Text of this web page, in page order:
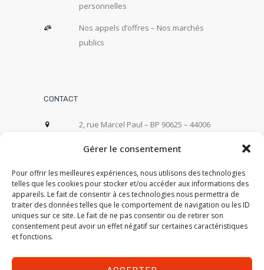
Gérer le consentement
Pour offrir les meilleures expériences, nous utilisons des technologies
telles que les cookies pour stocker et/ou accéder aux informations des
appareils. Le fait de consentir à ces technologies nous permettra de
traiter des données telles que le comportement de navigation ou les ID
uniques sur ce site. Le fait de ne pas consentir ou de retirer son
consentement peut avoir un effet négatif sur certaines caractéristiques
et fonctions.
personnelles
Nos appels d’offres – Nos marchés
publics
CONTACT
2, rue Marcel Paul – BP 90625 – 44006
Nous écrire